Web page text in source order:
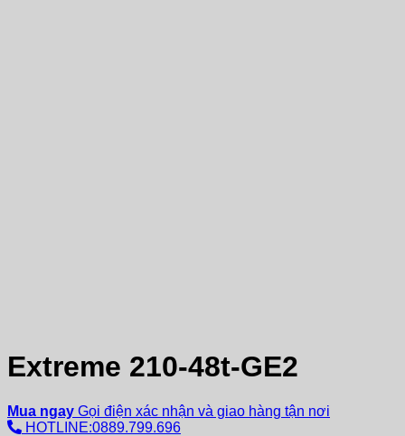
Extreme 210-48t-GE2
Mua ngay Gọi điện xác nhận và giao hàng tận nơi
HOTLINE:0889.799.696